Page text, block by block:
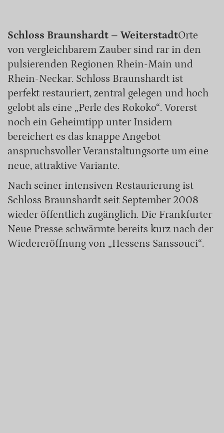
Schloss Braunshardt – WeiterstadtOrte
von vergleichbarem Zauber sind rar in den
pulsierenden Regionen Rhein-Main und
Rhein-Neckar. Schloss Braunshardt ist
perfekt restauriert, zentral gelegen und hoch
gelobt als eine „Perle des Rokoko“. Vorerst
noch ein Geheimtipp unter Insidern
bereichert es das knappe Angebot
anspruchsvoller Veranstaltungsorte um eine
neue, attraktive Variante.
Nach seiner intensiven Restaurierung ist
Schloss Braunshardt seit September 2008
wieder öffentlich zugänglich. Die Frankfurter
Neue Presse schwärmte bereits kurz nach der
Wiedereröffnung von „Hessens Sanssouci“.